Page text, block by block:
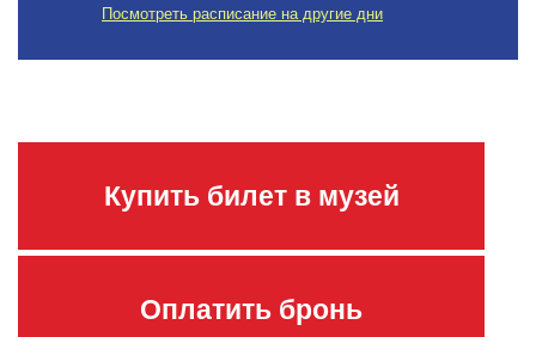
Посмотреть расписание на другие дни
Купить билет в музей
Оплатить бронь